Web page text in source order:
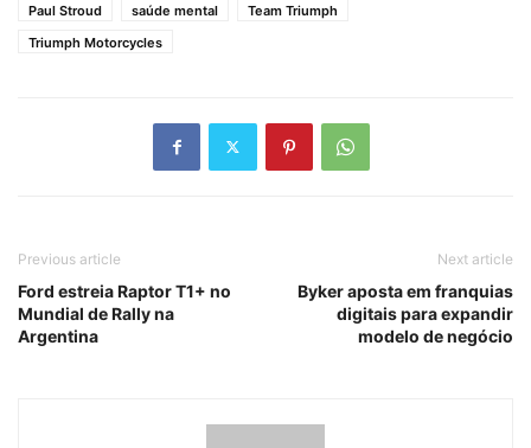
Paul Stroud
saúde mental
Team Triumph
Triumph Motorcycles
Previous article
Ford estreia Raptor T1+ no
Mundial de Rally na
Argentina
Next article
Byker aposta em franquias
digitais para expandir
modelo de negócio